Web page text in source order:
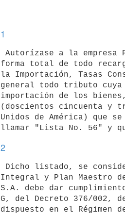
1
forma total de todo
la Importación, Tasas
general todo tributo cuya
importación de los
(doscientos cincuenta y
Unidos de América) que
2
Integral y Plan Maestro
S.A. debe dar
G, del Decreto 376/002,
dispuesto en el Régimen